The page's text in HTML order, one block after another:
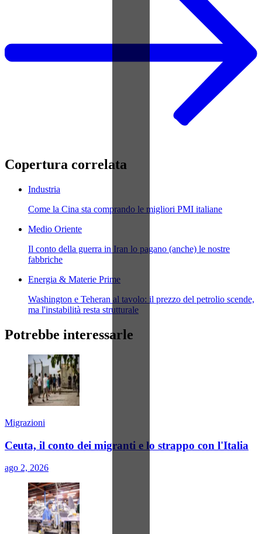
Copertura correlata
Industria
Come la Cina sta comprando le migliori PMI italiane
Medio Oriente
Il conto della guerra in Iran lo pagano (anche) le nostre
fabbriche
Energia & Materie Prime
Washington e Teheran al tavolo: il prezzo del petrolio scende,
ma l'instabilità resta strutturale
Potrebbe interessarle
Migrazioni
Ceuta, il conto dei migranti e lo strappo con l'Italia
ago 2, 2026